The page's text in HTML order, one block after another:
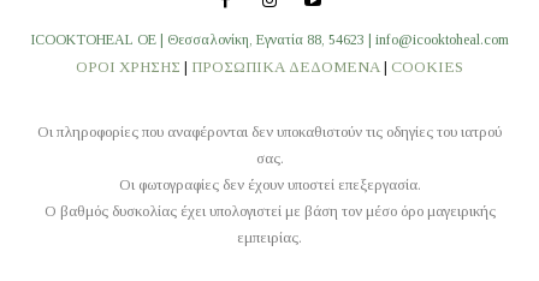
ICOOKTOHEAL OE | Θεσσαλονίκη, Εγνατία 88, 54623 | info@icooktoheal.com
ΟΡΟΙ ΧΡΗΣΗΣ | ΠΡΟΣΩΠΙΚΑ ΔΕΔΟΜΕΝΑ | COOKIES
Οι πληροφορίες που αναφέρονται δεν υποκαθιστούν τις οδηγίες του ιατρού
σας.
Οι φωτογραφίες δεν έχουν υποστεί επεξεργασία.
O βαθμός δυσκολίας έχει υπολογιστεί με βάση τον μέσο όρο μαγειρικής
εμπειρίας.